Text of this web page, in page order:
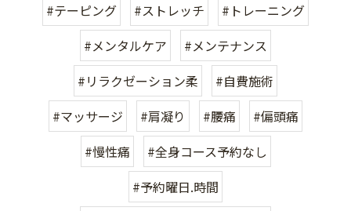
#テーピング
#ストレッチ
#トレーニング
#メンタルケア
#メンテナンス
#リラクゼーション柔
#自費施術
#マッサージ
#肩凝り #腰痛
#偏頭痛
#慢性痛
#全身コース予約なし
#予約曜日.時間